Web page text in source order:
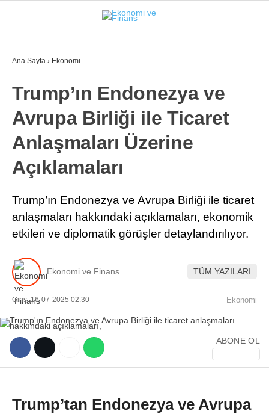
İSTANBUL
GÜNDEM
EKONOMI
FINANS
BORSA
KRIPTO
SEKTÖRLER
OTOMOBIL
Ana Sayfa › Ekonomi
Trump’ın Endonezya ve
Avrupa Birliği ile Ticaret
Anlaşmaları Üzerine
Açıklamaları
Trump’ın Endonezya ve Avrupa Birliği ile ticaret
anlaşmaları hakkındaki açıklamaları, ekonomik
etkileri ve diplomatik görüşler detaylandırılıyor.
Ekonomi ve Finans TÜM YAZILARI
Giriş: 16-07-2025 02:30 Ekonomi
ABONE OL
Trump’tan Endonezya ve Avrupa